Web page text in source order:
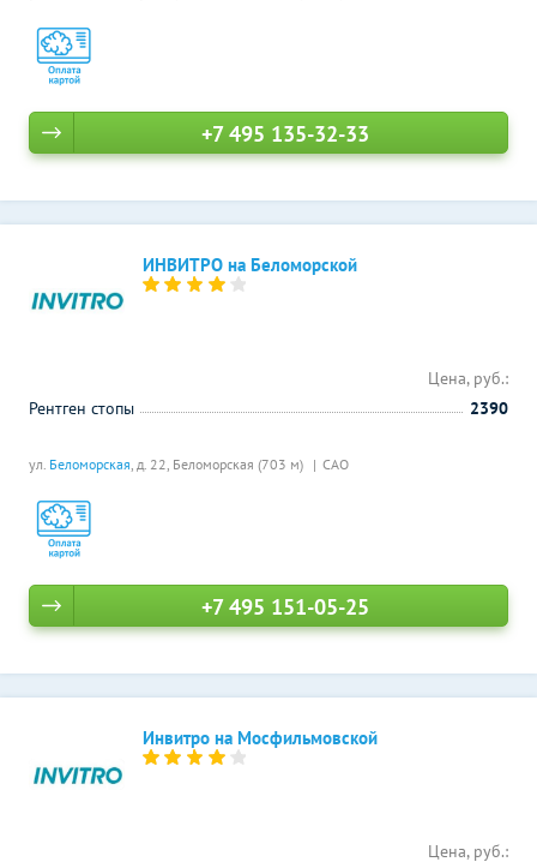
+7 495 135-32-33
ИНВИТРО на Беломорской
ул. Беломорская, д. 22, Беломорская (703 м) САО
Цена, руб.:
Рентген стопы
2390
+7 495 151-05-25
Инвитро на Мосфильмовской
Цена, руб.: